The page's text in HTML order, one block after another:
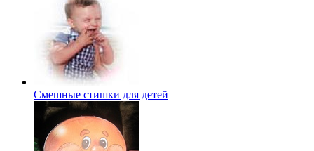
Смешные стишки для детей